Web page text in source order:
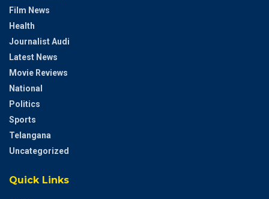
Film News
Health
Journalist Audi
Latest News
Movie Reviews
National
Politics
Sports
Telangana
Uncategorized
Quick Links